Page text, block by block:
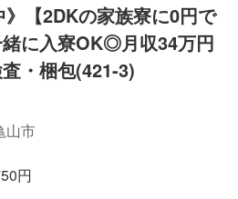
山市
》【2DKの家族寮に0円で
に入寮OK◎月収34万円
・梱包(421-3)
円